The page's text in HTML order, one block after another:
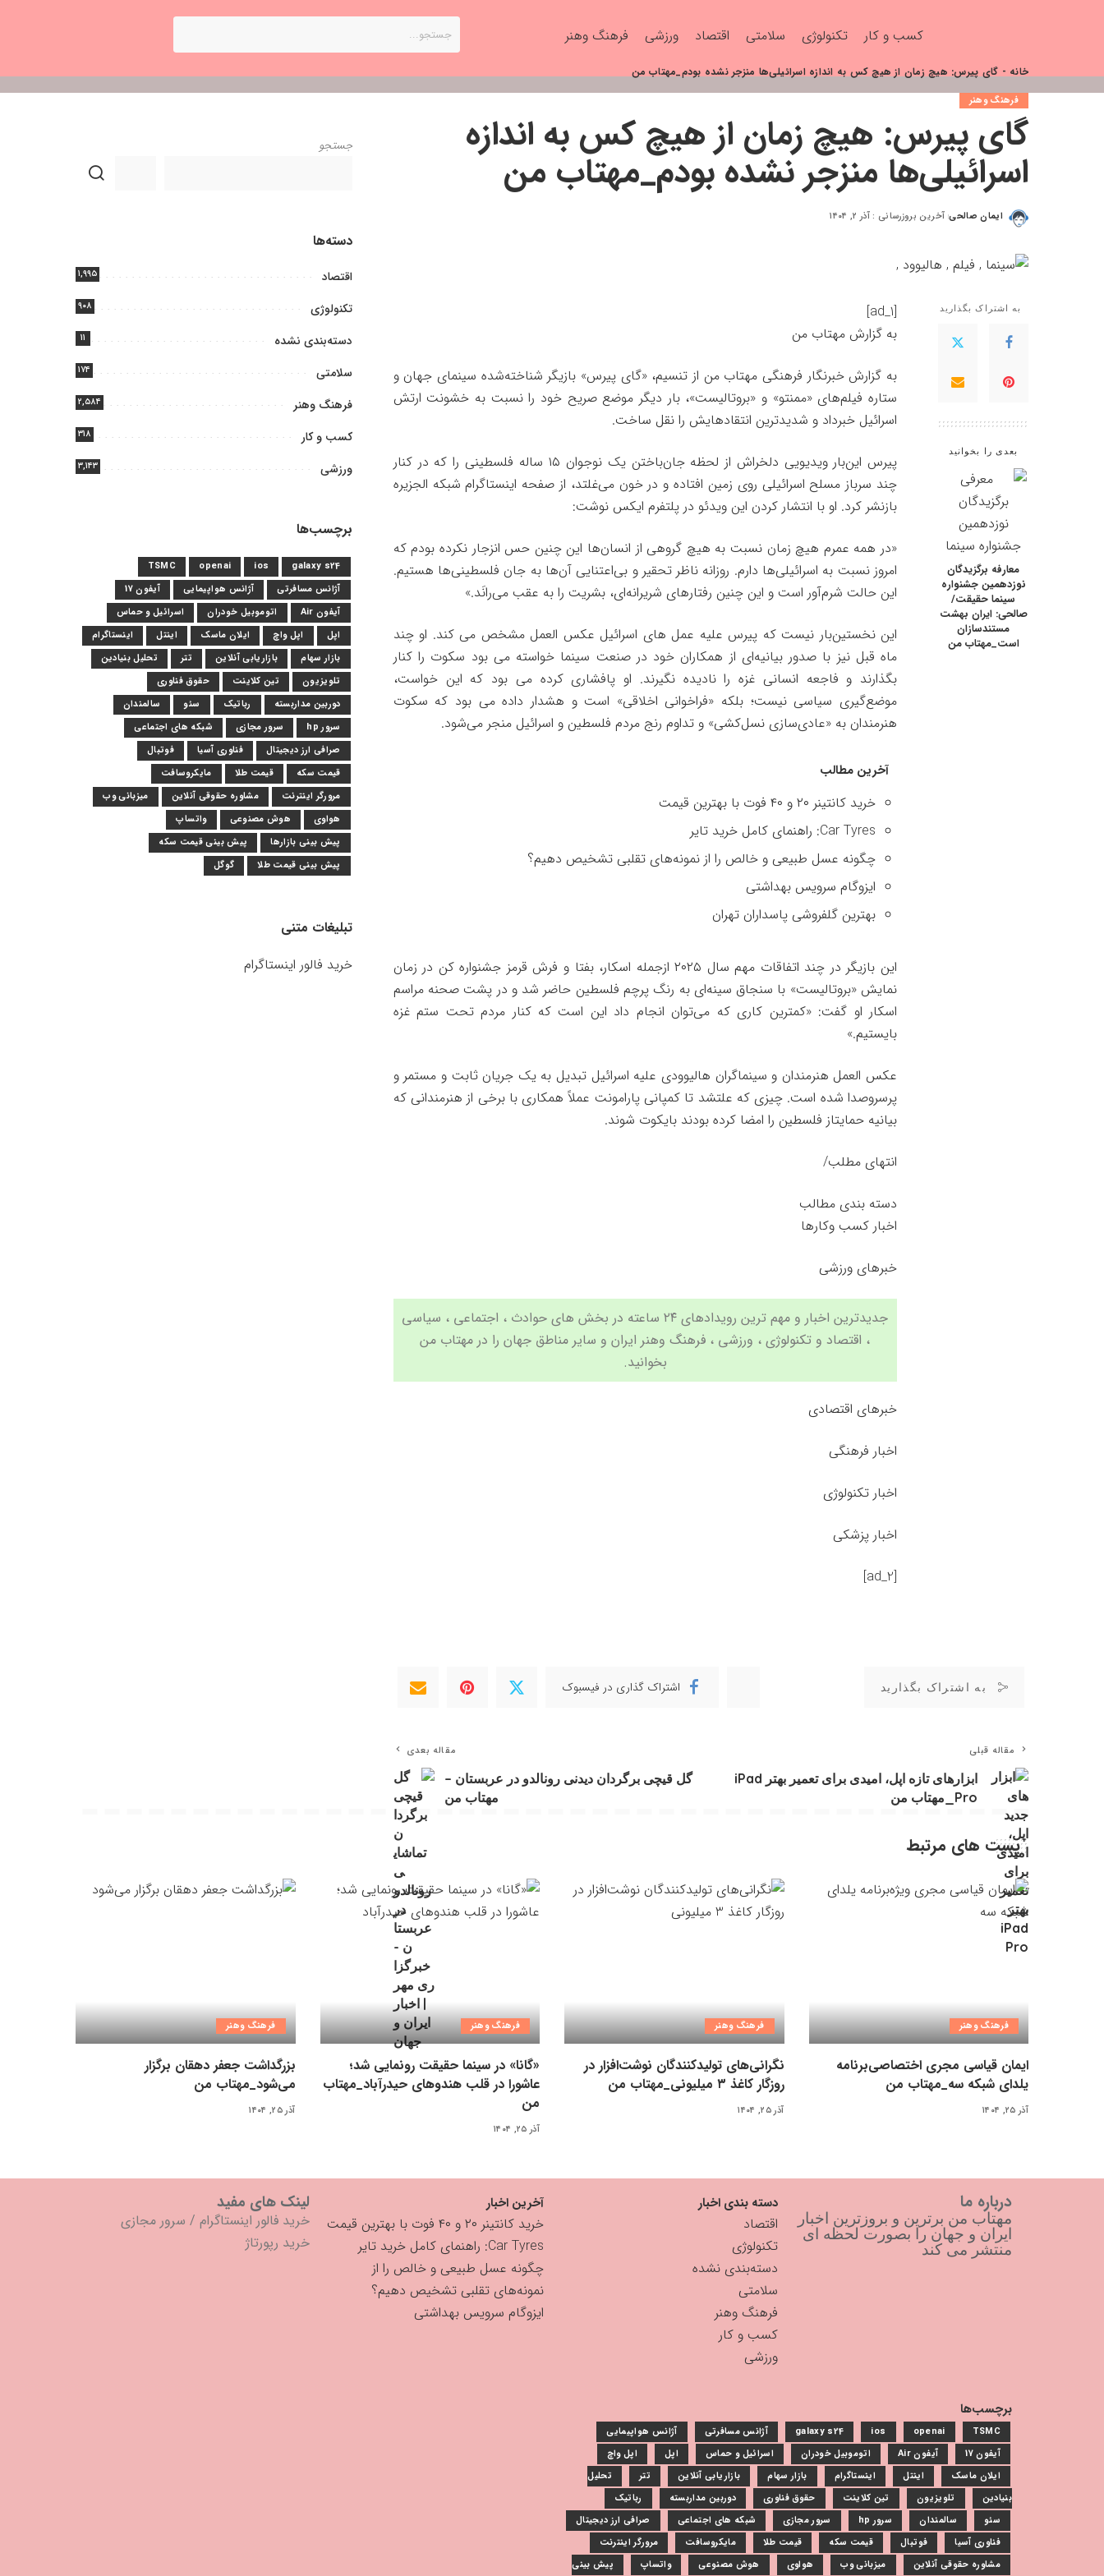
کسب و کار تکنولوژی سلامتی اقتصاد ورزشی فرهنگ وهنر
خانه - گای پیرس: هیچ زمان از هیچ کس به اندازه اسرائیلی‌ها منزجر نشده بودم_مهتاب من
فرهنگ وهنر
گای پیرس: هیچ زمان از هیچ کس به اندازه
اسرائیلی‌ها منزجر نشده بودم_مهتاب من
ایمان صالحی آخرین بروزرسانی : آذر ۲, ۱۴۰۴
به اشتراک بگذارید
بعدی را بخوانید
معارفه برگزیدگان
نوزدهمین جشنواره
سینما حقیقت/
صالحی: ایران بهشت
مستندسازان
است_مهتاب من
[ad_1]
به گزارش مهتاب من
به گزارش خبرنگار فرهنگی مهتاب من از تنسیم، «گای پیرس» بازیگر شناخته‌شده سینمای جهان و
ستاره فیلم‌های «ممنتو» و «بروتالیست»، بار دیگر موضع صریح خود را نسبت به خشونت ارتش
اسرائیل خبرداد و شدیدترین انتقادهایش را نقل ساخت.
پیرس این‌بار ویدیویی دلخراش از لحظه جان‌باختن یک نوجوان ۱۵ ساله فلسطینی را که در کنار
چند سرباز مسلح اسرائیلی روی زمین افتاده و در خون می‌غلتد، از صفحه اینستاگرام شبکه الجزیره
بازنشر کرد. او با انتشار کردن این ویدئو در پلتفرم ایکس نوشت:
«در همه عمرم هیچ زمان نسبت به هیچ گروهی از انسان‌ها این چنین حس انزجار نکرده بودم که
امروز نسبت به اسرائیلی‌ها دارم. روزانه ناظر تحقیر و بی‌اعتنایی آن‌ها به جان فلسطینی‌ها هستیم.
این حالت شرم‌آور است و این چنین رفتارهای شریرانه‌ای، بشریت را به عقب می‌رانَد.»
این نخستین‌بار نیست که پیرس علیه عمل های اسرائیل عکس العمل مشخص می کند. او چند
ماه قبل نیز با صدور بیانیه‌ای از همکاران خود در صنعت سینما خواسته می بود سکوت را کنار
بگذارند و فاجعه انسانی غزه را نادیده نگیرند. او پافشاری کرده می بود که این خواست،
موضع‌گیری سیاسی نیست؛ بلکه «فراخوانی اخلاقی» است و هشدار داده می بود که سکوت
هنرمندان به «عادی‌سازی نسل‌کشی» و تداوم رنج مردم فلسطین و اسرائیل منجر می‌شود.
آخرین مطالب
خرید کانتینر ۲۰ و ۴۰ فوت با بهترین قیمت
Car Tyres: راهنمای کامل خرید تایر
چگونه عسل طبیعی و خالص را از نمونه‌های تقلبی تشخیص دهیم؟
ایزوگام سرویس بهداشتی
بهترین گلفروشی پاسداران تهران
این بازیگر در چند اتفاقات مهم سال ۲۰۲۵ ازجمله اسکار، بفتا و فرش قرمز جشنواره کن در زمان
نمایش «بروتالیست» با سنجاق سینه‌ای به رنگ پرچم فلسطین حاضر شد و در پشت صحنه مراسم
اسکار او گفت: «کمترین کاری که می‌توان انجام داد این است که کنار مردم تحت ستم غزه
بایستیم.»
عکس العمل هنرمندان و سینماگران هالیوودی علیه اسرائیل تبدیل به یک جریان ثابت و مستمر و
پرسروصدا شده است. چیزی که علتشد تا کمپانی پارامونت عملاً همکاری با برخی از هنرمندانی که
بیانیه حمایتاز فلسطین را امضا کرده بودند بایکوت شوند.
انتهای مطلب/
دسته بندی مطالب
اخبار کسب وکارها
خبرهای ورزشی
جدیدترین اخبار و مهم ترین رویدادهای ۲۴ ساعته در بخش های حوادث ، اجتماعی ، سیاسی
، اقتصادو تکنولوژی، ورزشی ، فرهنگ وهنرایران و سایر مناطق جهان را در مهتاب من
بخوانید.
خبرهای اقتصادی
اخبار فرهنگی
اخبار تکنولوژی
اخبار پزشکی
[ad_2]
به اشتراک بگذارید اشتراک گذاری در فیسبوک
مقاله قبلی
ابزارهای تازه اپل، امیدی برای تعمیر بهتر iPad
Pro_مهتاب من
مقاله بعدی
گل قیچی برگردان دیدنی رونالدو در عربستان –
مهتاب من
جستجو
دسته‌ها
اقتصاد ۱,۹۹۵
تکنولوژی ۹۰۸
دسته‌بندی نشده ۱۱
سلامتی ۱۷۴
فرهنگ وهنر ۲,۵۸۴
کسب و کار ۳۱۸
ورزشی ۳,۱۴۳
برچسب‌ها
galaxy s24
ios
openai
TSMC
آژانس مسافرتی
آژانس هواپیمایی
آیفون 17
آیفون Air
اتوموبیل خودران
اسرائیل و حماس
اپل
اپل واچ ایلان ماسک اینتل
اینستاگرام
بازار سهام
بازاریابی آنلاین تتر
تحلیل بنیادین
تلویزیون
تین کلاینت
حقوق فناوری
دوربین مداربسته
رباتیک سئو
سالمندان
سرور hp
سرور مجازی
شبکه های اجتماعی
صرافی ارز دیجیتال
فناوری آسیا
فوتبال
قیمت سکه
قیمت طلا
مایکروسافت
مرورگر اینترنت
مشاوره حقوقی آنلاین
میزبانی وب
هواوی
هوش مصنوعی
واتساپ
پیش بینی بازارها
پیش بینی قیمت سکه
پیش بینی قیمت طلا
گوگل
تبلیغات متنی
خرید فالور اینستاگرام
پست های مرتبط
فرهنگ وهنر
ایمان قیاسی مجری اختصاصی‌برنامه
یلدای شبکه سه_مهتاب من
آذر ۲۵, ۱۴۰۴
فرهنگ وهنر
نگرانی‌های تولیدکنندگان نوشت‌افزار در
روزگار کاغذ ۳ میلیونی_مهتاب من
آذر ۲۵, ۱۴۰۴
فرهنگ وهنر
«گانا» در سینما حقیقت رونمایی شد؛
عاشورا در قلب هندوهای حیدرآباد_مهتاب
من
آذر ۲۵, ۱۴۰۴
فرهنگ وهنر
بزرگداشت جعفر دهقان برگزار
می‌شود_مهتاب من
آذر ۲۵, ۱۴۰۴
درباره ما
مهتاب من برترین و بروزترین اخبار
ایران و جهان را بصورت لحظه ای
منتشر می کند
دسته بندی اخبار
اقتصاد
تکنولوژی
دسته‌بندی نشده
سلامتی
فرهنگ وهنر
کسب و کار
ورزشی
آخرین اخبار
خرید کانتینر ۲۰ و ۴۰ فوت با بهترین قیمت
Car Tyres: راهنمای کامل خرید تایر
چگونه عسل طبیعی و خالص را از
نمونه‌های تقلبی تشخیص دهیم؟
ایزوگام سرویس بهداشتی
لینک های مفید
خرید فالور اینستاگرام / سرور مجازی
خرید رپورتاژ
برچسب‌ها
galaxy s24 ios openai TSMC آژانس مسافرتی
آژانس هواپیمایی
آیفون 17
آیفون Air اتوموبیل خودران اسرائیل و حماس اپل
اپل واچ
ایلان ماسک
اینتل اینستاگرام بازار سهام بازاریابی آنلاین تتر
تحلیل
بنیادین
تلویزیون تین کلاینت حقوق فناوری دوربین مداربسته
رباتیک
سئو
سالمندان سرور hp سرور مجازی شبکه های اجتماعی
صرافی ارز دیجیتال
فناوری آسیا
فوتبال قیمت سکه قیمت طلا مایکروسافت
مرورگر اینترنت
مشاوره حقوقی آنلاین
میزبانی وب هواوی هوش مصنوعی واتساپ پیش بینی